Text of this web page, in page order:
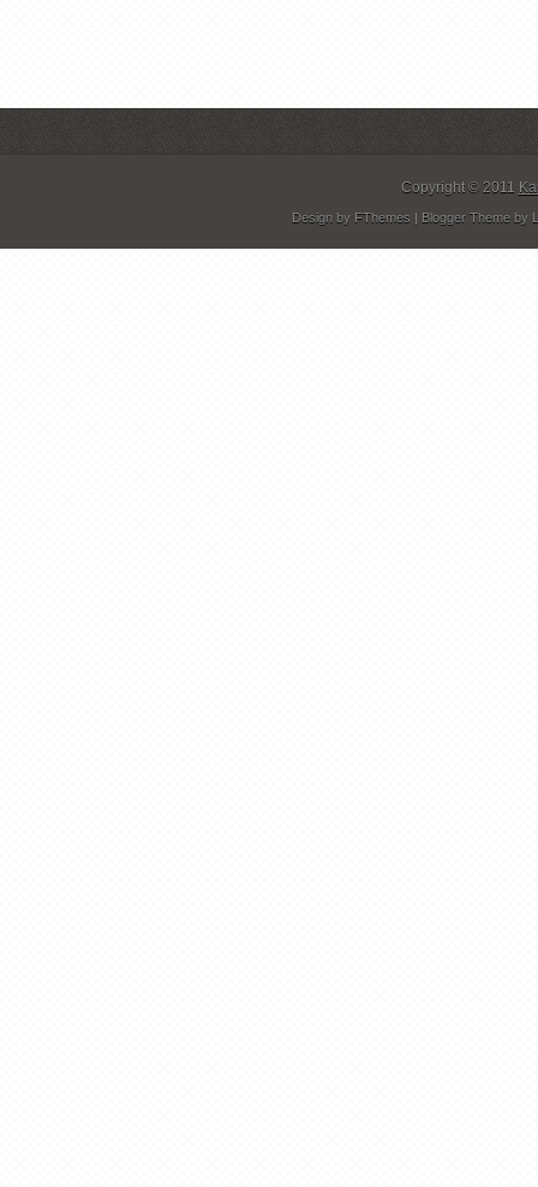
Copyright © 2011
Design by FThemes | Blogger Theme by